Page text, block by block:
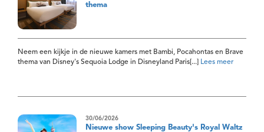
thema
Neem een kijkje in de nieuwe kamers met Bambi, Pocahontas en Brave
thema van Disney's Sequoia Lodge in Disneyland Paris[...]
Lees meer
30/06/2026
Nieuwe show Sleeping Beauty's Royal Waltz